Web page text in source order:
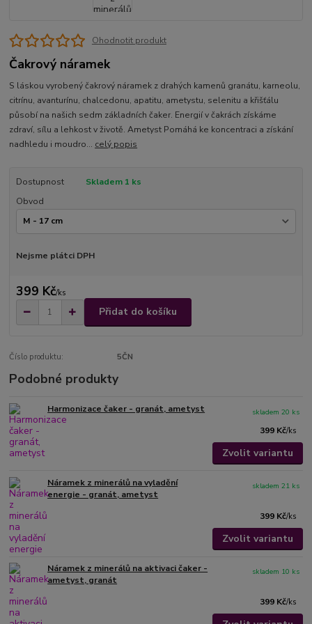
Ohodnotit produkt
Čakrový náramek
S láskou vyrobený čakrový náramek z drahých kamenů granátu, karneolu,
citrínu, avanturínu, chalcedonu, apatitu, ametystu, selenitu a křišťálu
působí na našich sedm základních čaker. Energií v čakrách získáme
zdraví, sílu a lehkost v životě. Ametyst Pomáhá ke koncentraci a získání
nadhledu i moudro... celý popis
Dostupnost
Skladem 1 ks
Obvod
Nejsme plátci DPH
399 Kč/ks
Přidat do košíku
Číslo produktu: 5ČN
Podobné produkty
Harmonizace čaker - granát, ametyst
399 Kč/ks
skladem 20 ks
Zvolit variantu
Náramek z minerálů na vyladění
energie - granát, ametyst
399 Kč/ks
skladem 21 ks
Zvolit variantu
Náramek z minerálů na aktivaci čaker -
ametyst, granát
399 Kč/ks
skladem 10 ks